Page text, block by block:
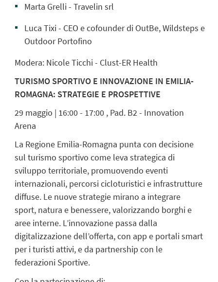
Marta Grelli - Travelin srl
Luca Tixi - CEO e cofounder di OutBe, Wildsteps e
Outdoor Portofino
Modera: Nicole Ticchi - Clust-ER Health
TURISMO SPORTIVO E INNOVAZIONE IN EMILIA-
ROMAGNA: STRATEGIE E PROSPETTIVE
29 maggio | 16:00 - 17:00 , Pad. B2 - Innovation
Arena
La Regione Emilia-Romagna punta con decisione
sul turismo sportivo come leva strategica di
sviluppo territoriale, promuovendo eventi
internazionali, percorsi cicloturistici e infrastrutture
diffuse. Le nuove strategie mirano a integrare
sport, natura e benessere, valorizzando borghi e
aree interne. L’innovazione passa dalla
digitalizzazione dell’offerta, con app e portali smart
per i turisti attivi, e da partnership con le
federazioni Sportive.